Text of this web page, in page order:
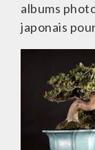
albums
japonais